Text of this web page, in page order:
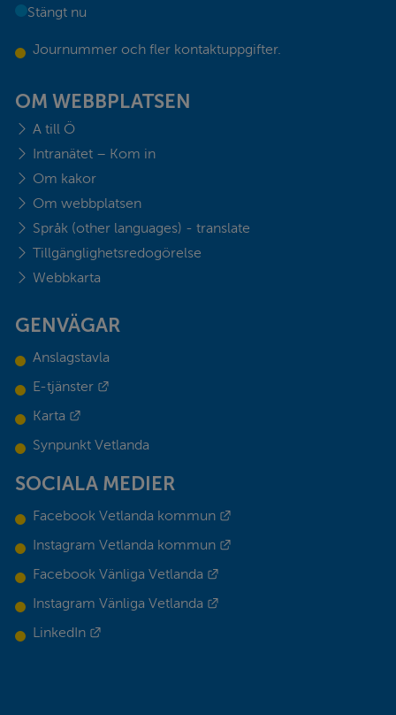
Stängt nu
Journummer och fler kontaktuppgifter.
OM WEBBPLATSEN
A till Ö
Intranätet – Kom in
Om kakor
Om webbplatsen
Språk (other languages) - translate
Tillgänglighetsredogörelse
Webbkarta
GENVÄGAR
Anslagstavla
E-tjänster
Karta
Synpunkt Vetlanda
SOCIALA MEDIER
Facebook Vetlanda kommun
Instagram Vetlanda kommun
Facebook Vänliga Vetlanda
Instagram Vänliga Vetlanda
LinkedIn